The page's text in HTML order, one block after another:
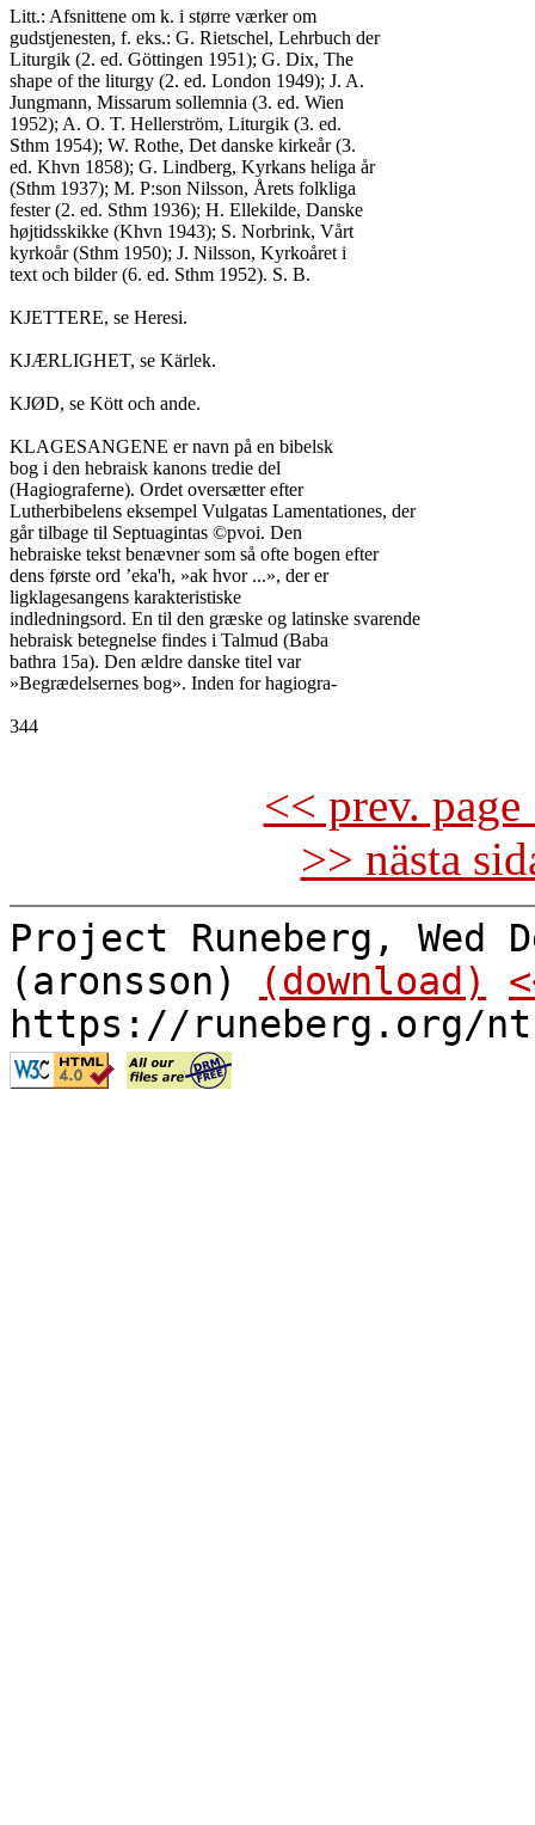
Litt.: Afsnittene om k. i større værker om
gudstjenesten, f. eks.: G. Rietschel, Lehrbuch der
Liturgik (2. ed. Göttingen 1951); G. Dix, The
shape of the liturgy (2. ed. London 1949); J. A.
Jungmann, Missarum sollemnia (3. ed. Wien
1952); A. O. T. Hellerström, Liturgik (3. ed.
Sthm 1954); W. Rothe, Det danske kirkeår (3.
ed. Khvn 1858); G. Lindberg, Kyrkans heliga år
(Sthm 1937); M. P:son Nilsson, Årets folkliga
fester (2. ed. Sthm 1936); H. Ellekilde, Danske
højtidsskikke (Khvn 1943); S. Norbrink, Vårt
kyrkoår (Sthm 1950); J. Nilsson, Kyrkoåret i
text och bilder (6. ed. Sthm 1952). S. B.
KJETTERE, se Heresi.
KJÆRLIGHET, se Kärlek.
KJØD, se Kött och ande.
KLAGESANGENE er navn på en bibelsk
bog i den hebraisk kanons tredie del
(Hagiograferne). Ordet oversætter efter
Lutherbibelens eksempel Vulgatas Lamentationes, der
går tilbage til Septuagintas ©pvoi. Den
hebraiske tekst benævner som så ofte bogen efter
dens første ord ’eka'h, »ak hvor ...», der er
ligklagesangens karakteristiske
indledningsord. En til den græske og latinske svarende
hebraisk betegnelse findes i Talmud (Baba
bathra 15a). Den ældre danske titel var
»Begrædelsernes bog». Inden for hagiogra-
344
<< prev.
>> nästa
Project Runeberg, Wed
(aronsson)
(download)
https://runeberg.org/